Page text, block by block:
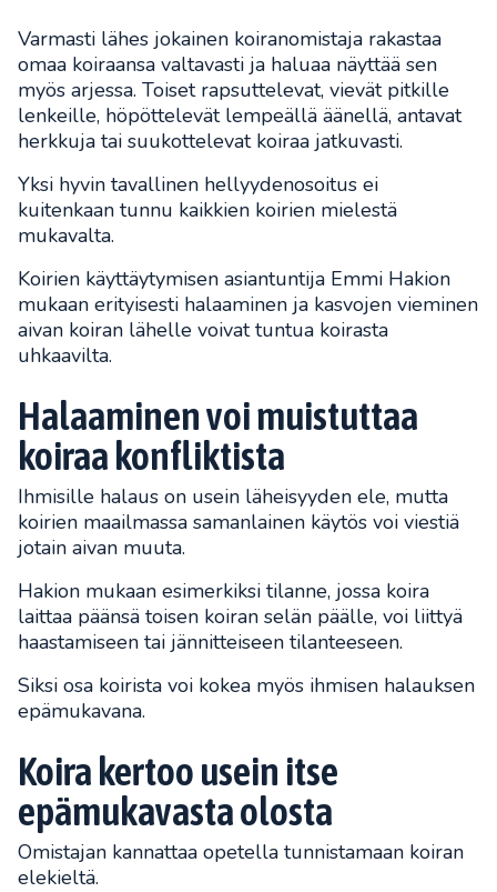
Varmasti lähes jokainen koiranomistaja rakastaa
omaa koiraansa valtavasti ja haluaa näyttää sen
myös arjessa. Toiset rapsuttelevat, vievät pitkille
lenkeille, höpöttelevät lempeällä äänellä, antavat
herkkuja tai suukottelevat koiraa jatkuvasti.
Yksi hyvin tavallinen hellyydenosoitus ei
kuitenkaan tunnu kaikkien koirien mielestä
mukavalta.
Koirien käyttäytymisen asiantuntija Emmi Hakion
mukaan erityisesti halaaminen ja kasvojen vieminen
aivan koiran lähelle voivat tuntua koirasta
uhkaavilta.
Halaaminen voi muistuttaa
koiraa konfliktista
Ihmisille halaus on usein läheisyyden ele, mutta
koirien maailmassa samanlainen käytös voi viestiä
jotain aivan muuta.
Hakion mukaan esimerkiksi tilanne, jossa koira
laittaa päänsä toisen koiran selän päälle, voi liittyä
haastamiseen tai jännitteiseen tilanteeseen.
Siksi osa koirista voi kokea myös ihmisen halauksen
epämukavana.
Koira kertoo usein itse
epämukavasta olosta
Omistajan kannattaa opetella tunnistamaan koiran
elekieltä.